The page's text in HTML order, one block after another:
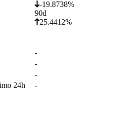
-19.8738%
90d
25.4412%
-
-
-
24h
-